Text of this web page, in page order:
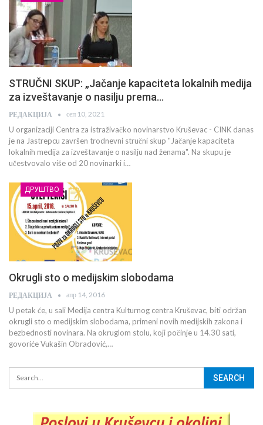
STRUČNI SKUP: „Jačanje kapaciteta lokalnih medija
za izveštavanje o nasilju prema…
РЕДАКЦИЈА сеп 10, 2021
U organizaciji Centra za istraživačko novinarstvo Kruševac - CINK danas
je na Jastrepcu završen trodnevni stručni skup "Jačanje kapaciteta
lokalnih medija za izveštavanje o nasilju nad ženama". Na skupu je
učestvovalo više od 20 novinarki i…
ДРУШТВО
Okrugli sto o medijskim slobodama
РЕДАКЦИЈА апр 14, 2016
U petak će, u sali Medija centra Kulturnog centra Kruševac, biti održan
okrugli sto o medijskim slobodama, primeni novih medijskih zakona i
bezbednosti novinara. Na okruglom stolu, koji počinje u 14.30 sati,
govoriće Vukašin Obradović,…